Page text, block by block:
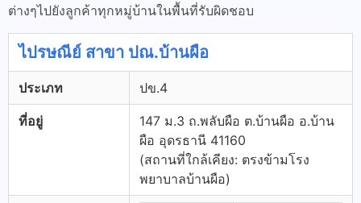
ต่างๆไปยังลูกค้าทุกหมู่บ้านในพื้นที่รับผิดชอบ
ไปรษณีย์ สาขา ปณ.บ้านผือ
ประเภท ปข.4
ที่อยู่
147 ม.3 ถ.พลับผือ ต.บ้านผือ อ.บ้าน
ผือ อุดรธานี 41160
(สถานที่ใกล้เคียง: ตรงข้ามโรง
พยาบาลบ้านผือ)